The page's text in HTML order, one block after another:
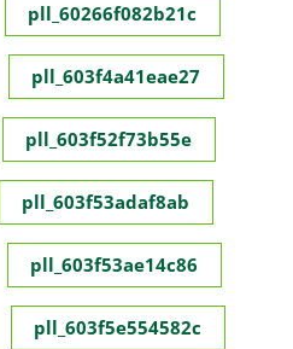
pll_60266f082b21c
pll_603f4a41eae27
pll_603f52f73b55e
pll_603f53adaf8ab
pll_603f53ae14c86
pll_603f5e554582c